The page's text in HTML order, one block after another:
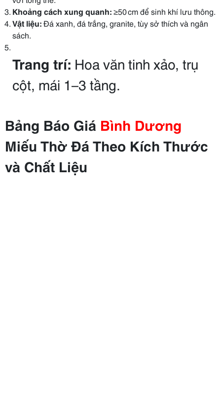
Khoảng cách xung quanh:≥50 cm để sinh khí lưu thông.
Vật liệu:Đá xanh, đá trắng, granite, tùy sở thích và ngân
sách.
Trang trí: Hoa văn tinh xảo, trụ
cột, mái 1–3 tầng.
Bảng Báo Giá Bình Dương
Miếu Thờ Đá Theo Kích Thước
và Chất Liệu